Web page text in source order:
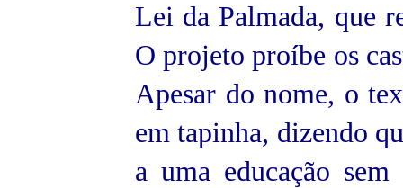
Lei da Palmada, que
O projeto proíbe os
Apesar do nome, o
em tapinha, dizendo
a uma educação